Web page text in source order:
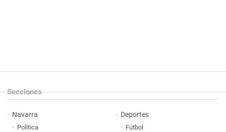
Secciones
Navarra
Política
Deportes
Fútbol